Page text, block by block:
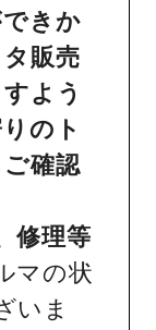
きか
販売
よう
のト
確認
修理等
マの状
いま